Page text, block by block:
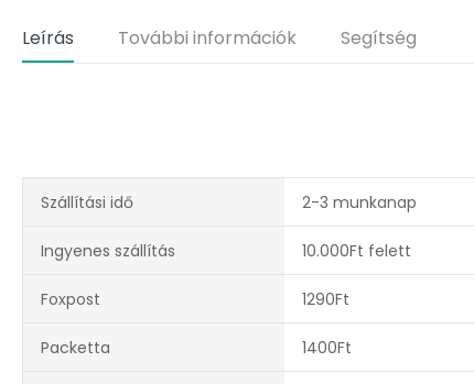
Leírás További információk Segítség
Szállítási idő 2-3 munkanap
Ingyenes szállítás 10.000Ft felett
Foxpost 1290Ft
Packetta 1400Ft